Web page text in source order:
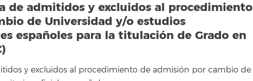
de admitidos y excluidos al procedimiento
de Universidad y/o estudios
españoles para la titulación de Grado en
y excluidos al procedimiento de admisión por cambio de